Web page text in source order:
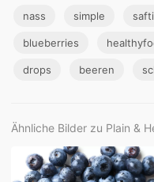
nass simple
blueberries
drops beeren
Ähnliche Bilder zu Plain &